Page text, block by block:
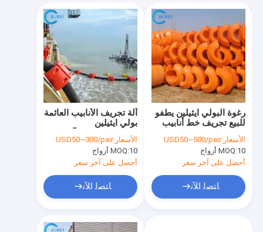
آلة تجريف الأنابيب العائمة
بولي ايثيلين
الحفر البحرية العائمة 14
بوصة
الأسعار:USD50~300/pair
MOQ:10 أزواج
أحصل على آخر سعر
ﺎﺘﺼﻟ ﺍﻶﻧ
رغوة البولي ايثيلين يطفو
للبيع تجريف خط أنابيب
خرطوم تجميعها
الأسعار:USD50~500/pair
MOQ:10 أزواج
أحصل على آخر سعر
ﺎﺘﺼﻟ ﺍﻶﻧ